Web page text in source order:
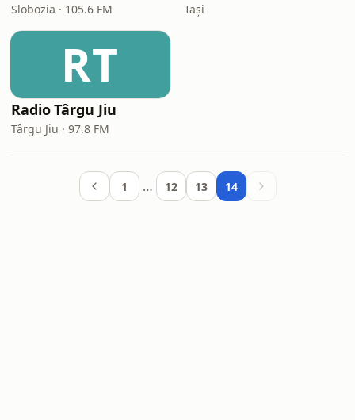
Slobozia · 105.6 FM Iași
RT
Radio Târgu Jiu
Târgu Jiu · 97.8 FM
1 … 12 13 14